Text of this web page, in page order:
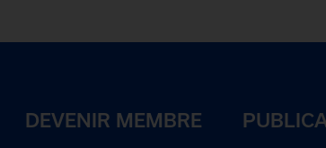
DEVENIR MEMBRE